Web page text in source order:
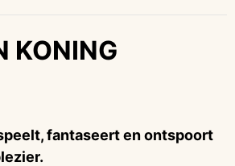
KONING
fantaseert en ontspoort